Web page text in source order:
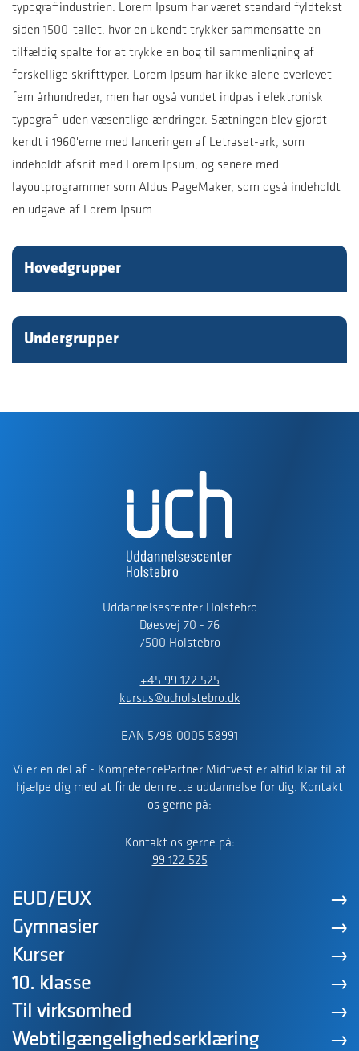
typografiindustrien. Lorem Ipsum har været standard fyldtekst
siden 1500-tallet, hvor en ukendt trykker sammensatte en
tilfældig spalte for at trykke en bog til sammenligning af
forskellige skrifttyper. Lorem Ipsum har ikke alene overlevet
fem århundreder, men har også vundet indpas i elektronisk
typografi uden væsentlige ændringer. Sætningen blev gjordt
kendt i 1960'erne med lanceringen af Letraset-ark, som
indeholdt afsnit med Lorem Ipsum, og senere med
layoutprogrammer som Aldus PageMaker, som også indeholdt
en udgave af Lorem Ipsum.
Hovedgrupper
Undergrupper
Uddannelsescenter Holstebro
Døesvej 70 - 76
7500 Holstebro
+45 99 122 525
kursus@ucholstebro.dk
EAN 5798 0005 58991
Vi er en del af - KompetencePartner Midtvest er altid klar til at
hjælpe dig med at finde den rette uddannelse for dig. Kontakt
os gerne på:
Kontakt os gerne på:
99 122 525
EUD/EUX
Gymnasier
Kurser
10. klasse
Til virksomhed
Webtilgængelighedserklæring